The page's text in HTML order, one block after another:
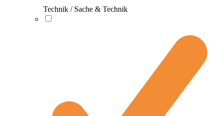
Technik / Sache & Technik